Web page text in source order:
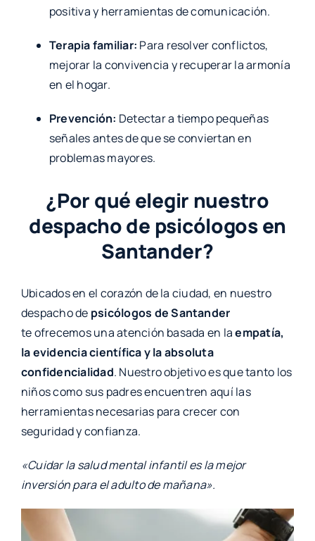
positiva y herramientas de comunicación.
Terapia familiar: Para resolver conflictos,
mejorar la convivencia y recuperar la armonía
en el hogar.
Prevención: Detectar a tiempo pequeñas
señales antes de que se conviertan en
problemas mayores.
¿Por qué elegir nuestro
despacho de psicólogos en
Santander?
Ubicados en el corazón de la ciudad, en nuestro
despacho de psicólogos deSantander
te ofrecemos una atención basada en laempatía,
la evidencia científica y la absoluta
confidencialidad. Nuestro objetivo es que tanto los
niños como sus padres encuentren aquí las
herramientas necesarias para crecer con
seguridad y confianza.
«Cuidar la salud mental infantil es la mejor
inversión para el adulto de mañana».